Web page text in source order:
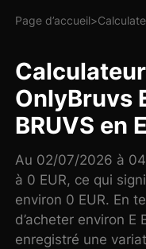
Page d’accueil>
OnlyBruvs
BRUVS en
Au 02/07/2026 à
à 0 EUR, ce qui
environ 0 EUR. En
d’acheter environ E
enregistré une